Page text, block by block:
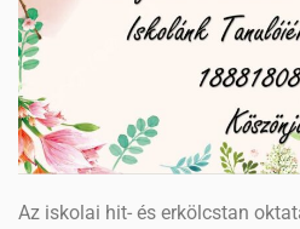
Az iskolai hit- és erkölcstan